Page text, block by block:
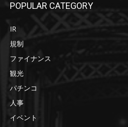
POPULAR CATEGORY
IR
規制
ファイナンス
観光
パチンコ
人事
イベント